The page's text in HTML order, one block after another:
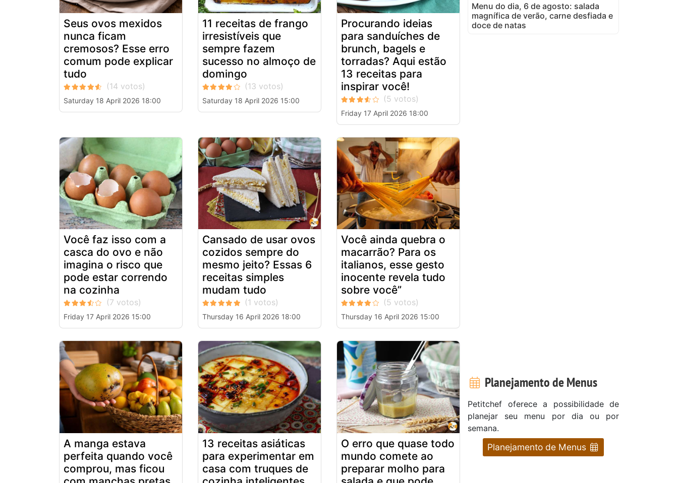
Seus ovos mexidos
nunca ficam
cremosos? Esse erro
comum pode explicar
tudo
Saturday 18 April 2026 18:00
11 receitas de frango
irresistíveis que
sempre fazem
sucesso no almoço de
domingo
Saturday 18 April 2026 15:00
Procurando ideias
para sanduíches de
brunch, bagels e
torradas? Aqui estão
13 receitas para
inspirar você!
Friday 17 April 2026 18:00
Você faz isso com a
casca do ovo e não
imagina o risco que
pode estar correndo
na cozinha
Friday 17 April 2026 15:00
Cansado de usar ovos
cozidos sempre do
mesmo jeito? Essas 6
receitas simples
mudam tudo
Thursday 16 April 2026 18:00
Você ainda quebra o
macarrão? Para os
italianos, esse gesto
inocente revela tudo
sobre você”
Thursday 16 April 2026 15:00
A manga estava
perfeita quando você
comprou, mas ficou
13 receitas asiáticas
para experimentar em
casa com truques de
O erro que quase todo
mundo comete ao
preparar molho para
Menu do dia, 6 de agosto: salada
magnífica de verão, carne desfiada e
doce de natas
Planejamento de Menus
Petitchef oferece a possibilidade de
planejar seu menu por dia ou por
semana.
Planejamento de Menus